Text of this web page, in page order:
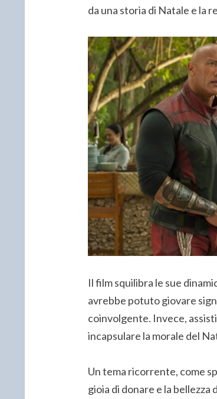
da una storia di Natale e la
Il film squilibra le sue
avrebbe potuto giovare
coinvolgente. Invece,
incapsulare la morale del
Un tema ricorrente, come
gioia di donare e la